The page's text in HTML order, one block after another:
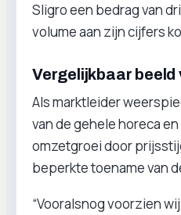
Sligro een bedrag van
volume aan zijn cijfers
Vergelijkbaar
Als marktleider
van de gehele horeca
omzetgroei door
beperkte toename van
“Vooralsnog voorzien